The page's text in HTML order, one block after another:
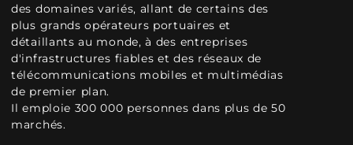
des domaines variés, allant de certains des
plus grands opérateurs portuaires et
détaillants au monde, à des entreprises
d'infrastructures fiables et des réseaux de
télécommunications mobiles et multimédias
de premier plan.
Il emploie 300 000 personnes dans plus de 50
marchés.